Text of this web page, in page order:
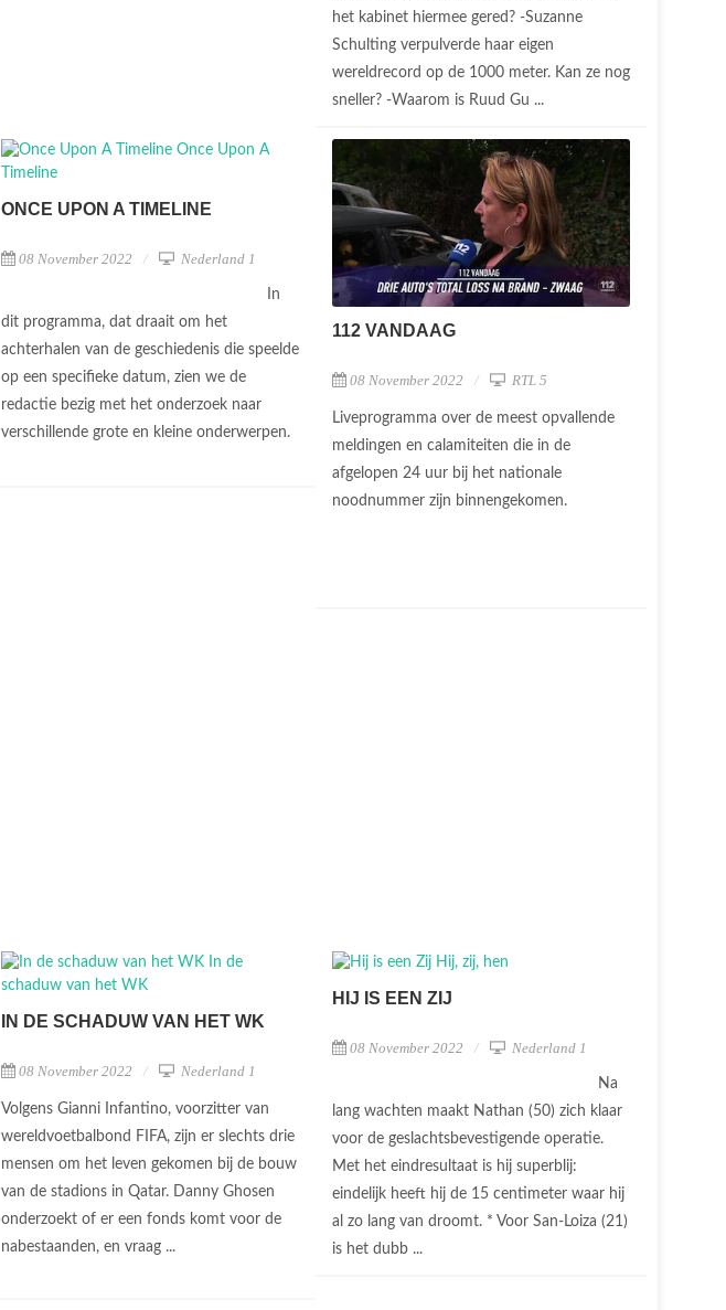
het kabinet hiermee gered? -Suzanne
Schulting verpulverde haar eigen
wereldrecord op de 1000 meter. Kan ze nog
sneller? -Waarom is Ruud Gu ...
ONCE UPON A TIMELINE
08 November 2022 Nederland 1
In
dit programma, dat draait om het
achterhalen van de geschiedenis die speelde
op een specifieke datum, zien we de
redactie bezig met het onderzoek naar
verschillende grote en kleine onderwerpen.
112 VANDAAG
08 November 2022 RTL 5
Liveprogramma over de meest opvallende
meldingen en calamiteiten die in de
afgelopen 24 uur bij het nationale
noodnummer zijn binnengekomen.
IN DE SCHADUW VAN HET WK
08 November 2022 Nederland 1
Volgens Gianni Infantino, voorzitter van
wereldvoetbalbond FIFA, zijn er slechts drie
mensen om het leven gekomen bij de bouw
van de stadions in Qatar. Danny Ghosen
onderzoekt of er een fonds komt voor de
nabestaanden, en vraag ...
HIJ IS EEN ZIJ
08 November 2022 Nederland 1
Na
lang wachten maakt Nathan (50) zich klaar
voor de geslachtsbevestigende operatie.
Met het eindresultaat is hij superblij:
eindelijk heeft hij de 15 centimeter waar hij
al zo lang van droomt. * Voor San-Loiza (21)
is het dubb ...